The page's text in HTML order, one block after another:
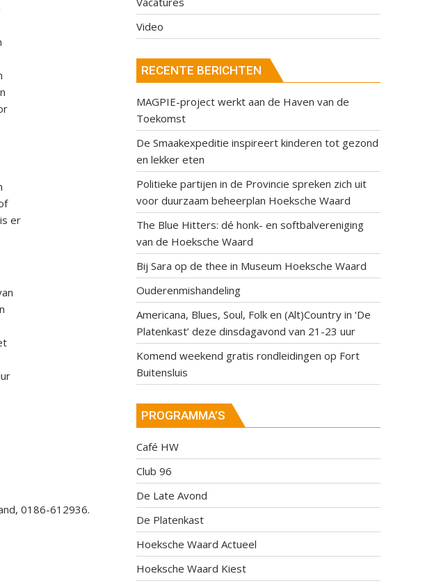
er
0186-612936.
Video
RECENTE BERICHTEN
MAGPIE-project werkt aan de Haven van de
Toekomst
De Smaakexpeditie inspireert kinderen tot gezond
en lekker eten
Politieke partijen in de Provincie spreken zich uit
voor duurzaam beheerplan Hoeksche Waard
The Blue Hitters: dé honk- en softbalvereniging
van de Hoeksche Waard
Bij Sara op de thee in Museum Hoeksche Waard
Ouderenmishandeling
Americana, Blues, Soul, Folk en (Alt)Country in ‘De
Platenkast’ deze dinsdagavond van 21-23 uur
Komend weekend gratis rondleidingen op Fort
Buitensluis
PROGRAMMA’S
Café HW
Club 96
De Late Avond
De Platenkast
Hoeksche Waard Actueel
Hoeksche Waard Kiest